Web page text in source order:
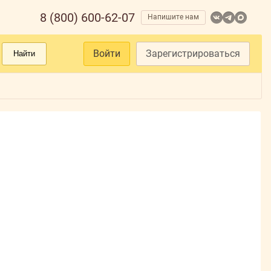
8 (800) 600-62-07 Напишите нам
Найти Войти Зарегистрироваться